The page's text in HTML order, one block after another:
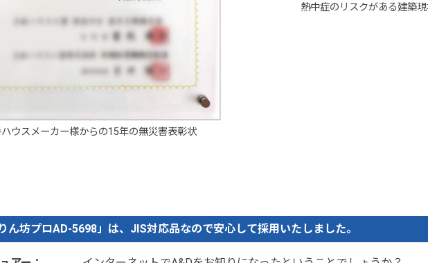
ウスメーカー様からの15年の無災害表彰状
熱中症のリスクがある建築
ん坊プロAD-5698」は、JIS対応品なので安心して採用いたしました。